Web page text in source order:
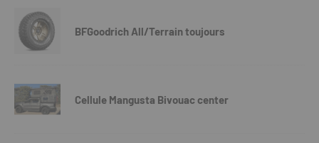
BFGoodrich All/Terrain toujours
Cellule Mangusta Bivouac center